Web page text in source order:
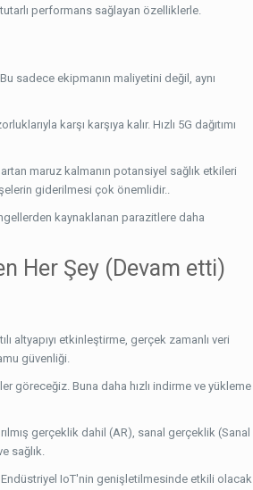
performans sağlayan özelliklerle.
sadece ekipmanın maliyetini değil, aynı
karşı karşıya kalır. Hızlı 5G dağıtımı
maruz kalmanın potansiyel sağlık etkileri
giderilmesi çok önemlidir..
kaynaklanan parazitlere daha
Her Şey (Devam etti)
altyapıyı etkinleştirme, gerçek zamanlı veri
güvenliği.
göreceğiz. Buna daha hızlı indirme ve yükleme
gerçeklik dahil (AR), sanal gerçeklik (Sanal
sağlık.
IoT'nin genişletilmesinde etkili olacak